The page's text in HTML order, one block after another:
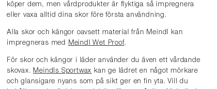
köper dem, men vårdprodukter är flyktiga så impregnera
eller vaxa alltid dina skor före första användning.
Alla skor och kängor oavsett material från Meindl kan
impregneras med Meindl Wet Proof.
För skor och kängor i läder använder du även ett vårdande
skovax. Meindls Sportwax kan ge lädret en något mörkare
och glansigare nyans som på sikt ger en fin yta. Vill du